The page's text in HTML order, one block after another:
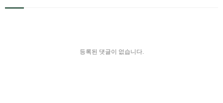
등록된 댓글이 없습니다.